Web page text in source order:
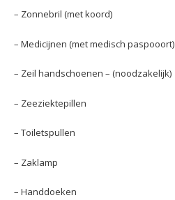
– Zonnebril (met koord)
– Medicijnen (met medisch paspooort)
– Zeil handschoenen – (noodzakelijk)
– Zeeziektepillen
– Toiletspullen
– Zaklamp
– Handdoeken